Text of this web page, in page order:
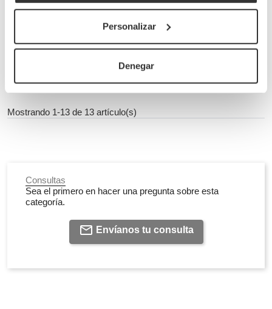
Personalizar
Denegar
1,069 €/Unidad
Mostrando 1-13 de 13 artículo(s)
Consultas
Sea el primero en hacer una pregunta sobre esta
categoría.
Envíanos tu consulta